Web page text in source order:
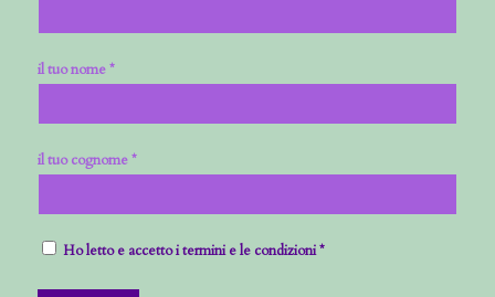
il tuo nome *
il tuo cognome *
Ho letto e accetto i termini e le condizioni *